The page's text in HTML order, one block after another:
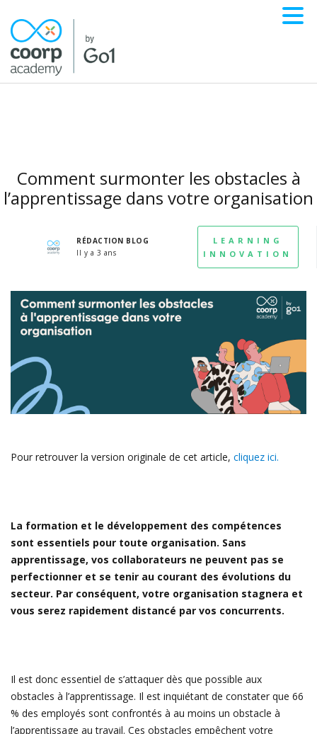
Comment surmonter les obstacles à
l’apprentissage dans votre organisation
RÉDACTION BLOG
Il y a 3 ans
LEARNING
INNOVATION
Pour retrouver la version originale de cet article, cliquez ici.
La formation et le développement des compétences
sont essentiels pour toute organisation. Sans
apprentissage, vos collaborateurs ne peuvent pas se
perfectionner et se tenir au courant des évolutions du
secteur. Par conséquent, votre organisation stagnera et
vous serez rapidement distancé par vos concurrents.
Il est donc essentiel de s’attaquer dès que possible aux
obstacles à l’apprentissage. Il est inquiétant de constater que 66
% des employés sont confrontés à au moins un obstacle à
l’apprentissage au travail. Ces obstacles empêchent votre